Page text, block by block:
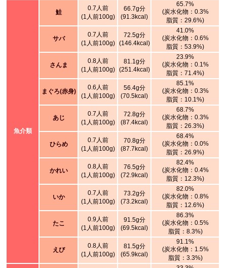
魚介類
鮭
0.7人前
(1人前100g)
66.7g分
(91.3kcal)
65.7%
(炭水化物：0.3%
脂質：29.6%)
サバ
0.7人前
(1人前100g)
72.5g分
(146.4kcal)
41.0%
(炭水化物：0.6%
脂質：53.9%)
さんま
0.8人前
(1人前100g)
81.1g分
(251.4kcal)
23.9%
(炭水化物：0.1%
脂質：71.4%)
まぐろ(赤身)
0.6人前
(1人前100g)
56.4g分
(70.5kcal)
85.1%
(炭水化物：0.3%
脂質：10.1%)
あじ
0.7人前
(1人前100g)
72.8g分
(87.4kcal)
68.7%
(炭水化物：0.3%
脂質：26.3%)
ひらめ
0.7人前
(1人前100g)
70.8g分
(87.7kcal)
68.4%
(炭水化物：0.0%
脂質：26.9%)
かれい
0.8人前
(1人前100g)
76.5g分
(72.9kcal)
82.4%
(炭水化物：0.4%
脂質：12.3%)
いか
0.7人前
(1人前100g)
73.2g分
(73.2kcal)
82.0%
(炭水化物：0.8%
脂質：12.6%)
たこ
0.9人前
(1人前100g)
91.5g分
(69.5kcal)
86.3%
(炭水化物：0.5%
脂質：8.3%)
えび
0.8人前
(1人前100g)
81.5g分
(65.9kcal)
91.1%
(炭水化物：1.5%
脂質：3.3%)